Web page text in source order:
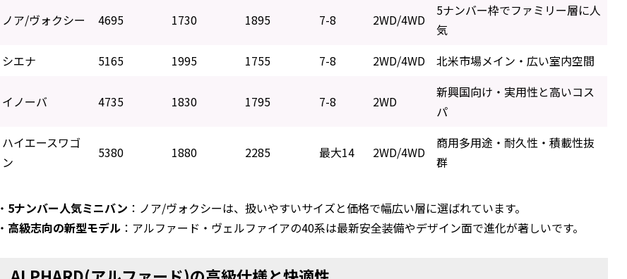
ノア/ヴォクシー 4695 1730 1895 7-8 2WD/4WD
5ナンバー枠でファミリー層に人
気
シエナ
5165 1995 1755 7-8 2WD/4WD 北米市場メイン・広い室内空間
イノーバ 4735 1830 1795 7-8 2WD
新興国向け・実用性と高いコス
パ
ハイエースワゴ
ン
5380 1880 2285 最大14 2WD/4WD
商用多用途・耐久性・積載性抜
群
・ 5ナンバー人気ミニバン ：ノア/ヴォクシーは、扱いやすいサイズと価格で幅広い層に選ばれています。
・ 高級志向の新型モデル ：アルファード・ヴェルファイアの40系は最新安全装備やデザイン面で進化が著しいです。